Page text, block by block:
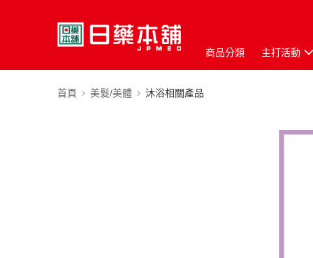
商品分類 主打活動
首頁 美髮/美體 沐浴相關產品